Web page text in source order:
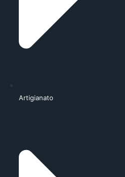
Artigianato